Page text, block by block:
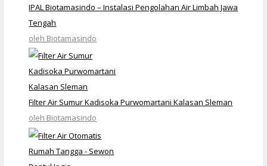
IPAL Biotamasindo – Instalasi Pengolahan Air Limbah Jawa
Tengah
oleh Biotamasindo
Filter Air Sumur Kadisoka Purwomartani Kalasan Sleman
oleh Biotamasindo